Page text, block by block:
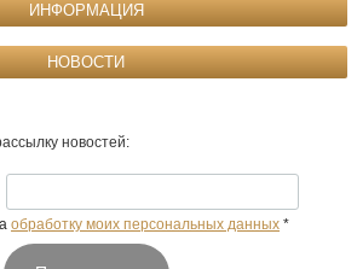
ИНФОРМАЦИЯ
НОВОСТИ
новостей:
обработку моих персональных данных *